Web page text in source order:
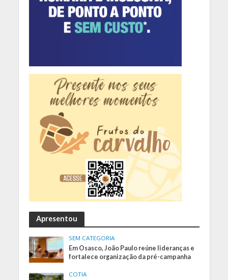
Apresentou
SEM CATEGORIA
Em Osasco, João Paulo reúne lideranças e
fortalece organização da pré-campanha
COTIA